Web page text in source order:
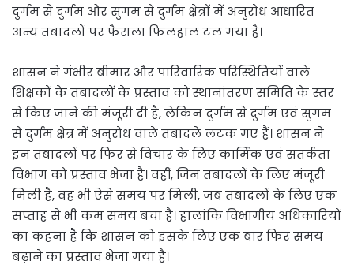
दुर्गम से दुर्गम और सुगम से दुर्गम क्षेत्रों में अनुरोध आधारित
अन्य तबादलों पर फैसला फिलहाल टल गया है।
शासन ने गंभीर बीमार और पारिवारिक परिस्थितियों वाले
शिक्षकों के तबादलों के प्रस्ताव को स्थानांतरण समिति के स्तर
से किए जाने की मंजूरी दी है, लेकिन दुर्गम से दुर्गम एवं सुगम
से दुर्गम क्षेत्र में अनुरोध वाले तबादले लटक गए हैं। शासन ने
इन तबादलों पर फिर से विचार के लिए कार्मिक एवं सतर्कता
विभाग को प्रस्ताव भेजा है। वहीं, जिन तबादलों के लिए मंजूरी
मिली है, वह भी ऐसे समय पर मिली, जब तबादलों के लिए एक
सप्ताह से भी कम समय बचा है। हालांकि विभागीय अधिकारियों
का कहना है कि शासन को इसके लिए एक बार फिर समय
बढ़ाने का प्रस्ताव भेजा गया है।